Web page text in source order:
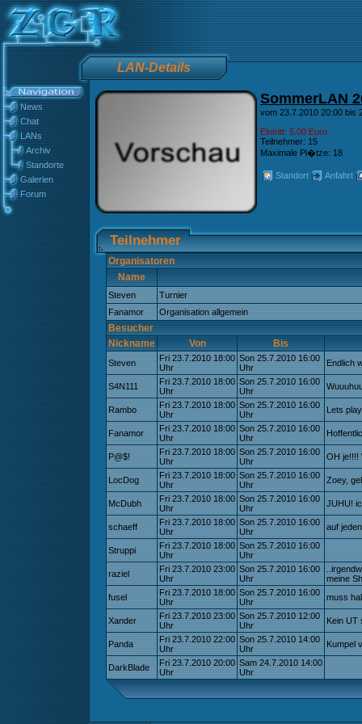
LAN-Details
News
Chat
LANs
Archiv
Standorte
Galerien
Forum
SommerLAN
vom 23.7.2010 20:00 bis
Eintritt: 5.00 Euro
Teilnehmer: 15
Maximale Pl�tze: 18
Standort Anfahrt
Teilnehmer
Organisatoren
Name
Steven
Turnier
Fanamor
Organisation allgemein
Besucher
Nickname
Von Bis
Steven
Fri 23.7.2010 18:00
Uhr
Son 25.7.2010 16:00
Uhr
Endlich
S4N111
Fri 23.7.2010 18:00
Uhr
Son 25.7.2010 16:00
Uhr
Rambo
Fri 23.7.2010 18:00
Uhr
Son 25.7.2010 16:00
Uhr
Lets
Fanamor
Fri 23.7.2010 18:00
Uhr
Son 25.7.2010 16:00
Uhr
P@$!
Fri 23.7.2010 18:00
Uhr
Son 25.7.2010 16:00
Uhr
OH je!!!!
LocDog
Fri 23.7.2010 18:00
Uhr
Son 25.7.2010 16:00
Uhr
Zoey,
McDubh
Fri 23.7.2010 18:00
Uhr
Son 25.7.2010 16:00
Uhr
JUHU!
schaeff
Fri 23.7.2010 18:00
Uhr
Son 25.7.2010 16:00
Uhr
auf
Struppi
Fri 23.7.2010 18:00
Uhr
Son 25.7.2010 16:00
Uhr
raziel
Fri 23.7.2010 23:00
Uhr
Son 25.7.2010 16:00
Uhr
meine
fusel
Fri 23.7.2010 18:00
Uhr
Son 25.7.2010 16:00
Uhr
muss
Xander
Fri 23.7.2010 23:00
Uhr
Son 25.7.2010 12:00
Uhr
Kein UT
Panda
Fri 23.7.2010 22:00
Uhr
Son 25.7.2010 14:00
Uhr
Kumpel
DarkBlade
Fri 23.7.2010 20:00
Uhr
Sam 24.7.2010 14:00
Uhr